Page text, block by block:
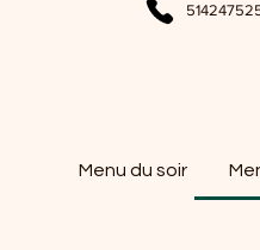
Menu du soir